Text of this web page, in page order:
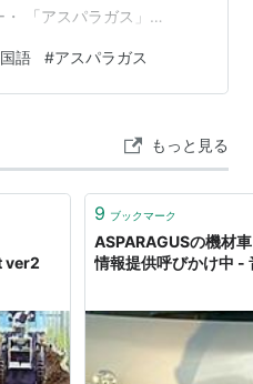
)(ライヴ会場/通信販売限
年4月21日)
年4月21日)(廃盤)
年8月30
月7日)(廃盤。限定3000
「HUSKING BEE」
「アスパラガス」
ー・ー・ー・ー・ー・
ガスを食べました。」
ー・ー・ー・ー・ー・ー・
関連単語〕 野菜⇔v…
語 #アスパラガス
もっと見る
ver2
9 ブックマーク
ASPARAGUSの機材
情報提供呼びかけ中 -